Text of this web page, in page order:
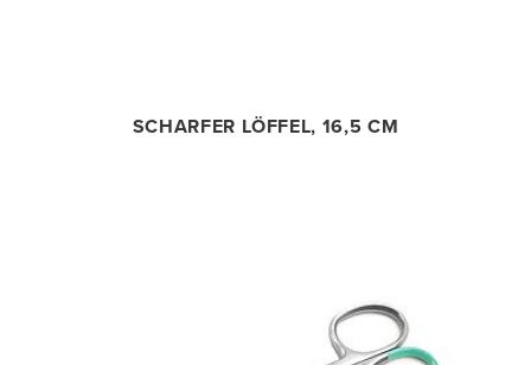
SCHARFER LÖFFEL, 16,5 CM